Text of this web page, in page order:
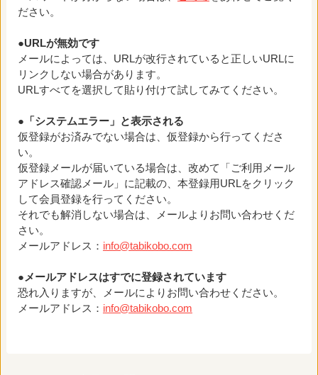
ださい。
●URLが無効です
メールによっては、URLが改行されていると正しいURLに
リンクしない場合があります。
URLすべてを選択して貼り付けて試してみてください。
●「システムエラー」と表示される
仮登録がお済みでない場合は、仮登録から行ってくださ
い。
仮登録メールが届いている場合は、改めて「ご利用メール
アドレス確認メール」に記載の、本登録用URLをクリック
して会員登録を行ってください。
それでも解消しない場合は、メールよりお問い合わせくだ
さい。
メールアドレス： info@tabikobo.com
●メールアドレスはすでに登録されています
恐れ入りますが、メールによりお問い合わせください。
メールアドレス： info@tabikobo.com